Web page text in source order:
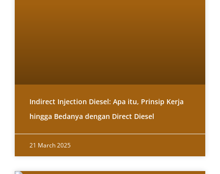
Indirect Injection Diesel: Apa itu, Prinsip Kerja
hingga Bedanya dengan Direct Diesel
21 March 2025